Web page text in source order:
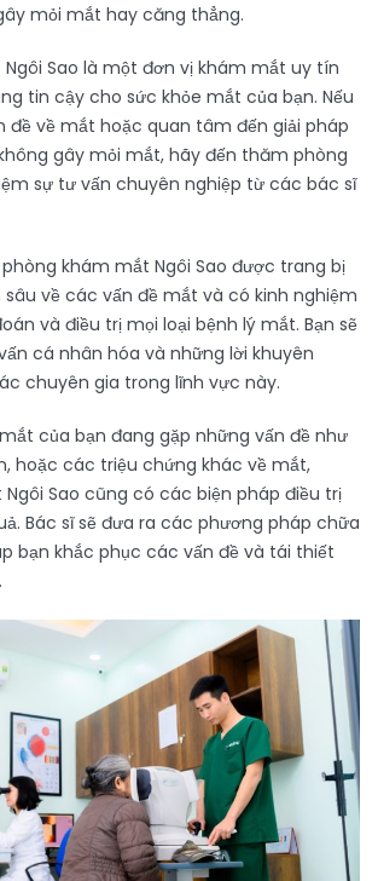
mỏi mắt hay căng thẳng.
Sao là một đơn vị khám mắt uy tín
tin cậy cho sức khỏe mắt của bạn. Nếu
đề về mắt hoặc quan tâm đến giải pháp
gây mỏi mắt, hãy đến thăm phòng
sự tư vấn chuyên nghiệp từ các bác sĩ
khám mắt Ngôi Sao được trang bị
về các vấn đề mắt và có kinh nghiệm
và điều trị mọi loại bệnh lý mắt. Bạn sẽ
cá nhân hóa và những lời khuyên
chuyên gia trong lĩnh vực này.
của bạn đang gặp những vấn đề như
hoặc các triệu chứng khác về mắt,
Sao cũng có các biện pháp điều trị
Bác sĩ sẽ đưa ra các phương pháp chữa
bạn khắc phục các vấn đề và tái thiết